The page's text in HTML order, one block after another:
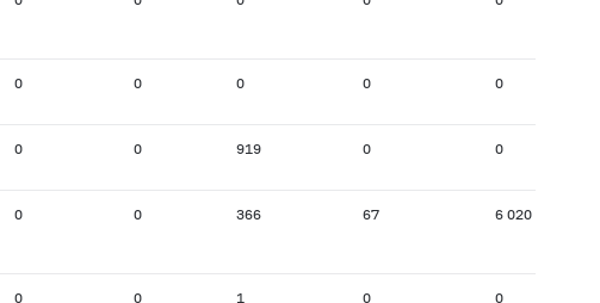
0 0 0 0 0
0 0 919 0 0
0 0 366 67 6 020
0 0 1 0 0